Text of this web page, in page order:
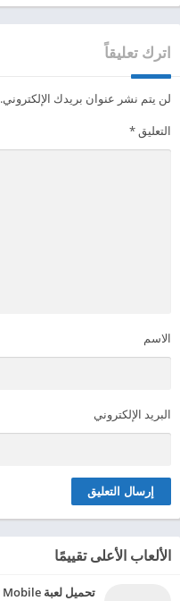
اترك تعليقاً
لن يتم نشر عنوان بريدك الإلكتروني.
التعليق*
الاسم
البريد الإلكتروني
الألعاب الأعلى تقييمًا
تحميل لعبة Dragon City Mobile مهكرة للاندرويد 2024